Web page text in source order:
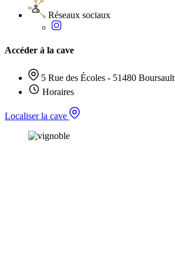
Réseaux sociaux
Accéder à la cave
5 Rue des Écoles - 51480 Boursault
Horaires
Localiser la cave